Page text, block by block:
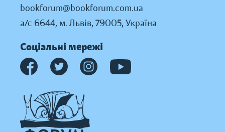
bookforum@bookforum.com.ua
а/с 6644, м. Львів, 79005, Україна
Соціальні мережі